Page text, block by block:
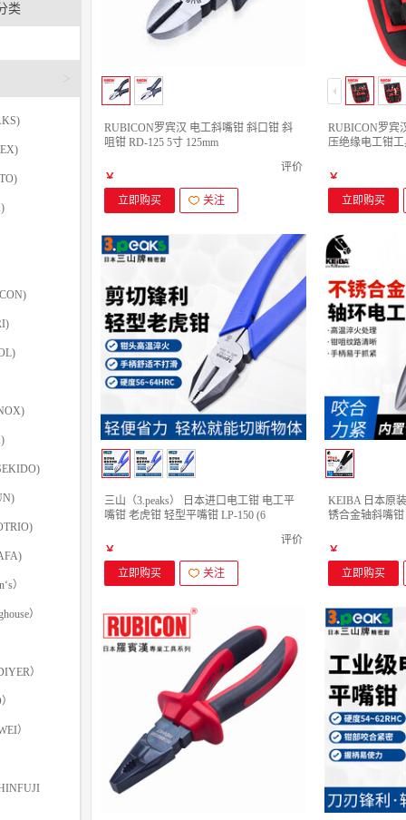
类
）
）
）
）
RUBICON罗宾汉 电工斜嘴钳 斜口钳 斜
咀钳 RD-125 5寸 125mm
评价
￥
立即购买
关注
RUBICON罗宾
压绝缘电工钳
￥
立即购买
三山（3.peaks） 日本进口电工钳 电工平
嘴钳 老虎钳 轻型平嘴钳 LP-150 (6
评价
￥
立即购买
关注
KEIBA 日本原
锈合金轴斜嘴钳
￥
立即购买